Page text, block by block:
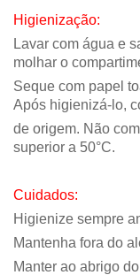
Higienização:
Lavar com água e
molhar o
Seque com papel
Após higienizá-lo,
de origem. Não
superior a 50°C.
Cuidados:
Higienize sempre
Mantenha fora do
Manter ao abrigo